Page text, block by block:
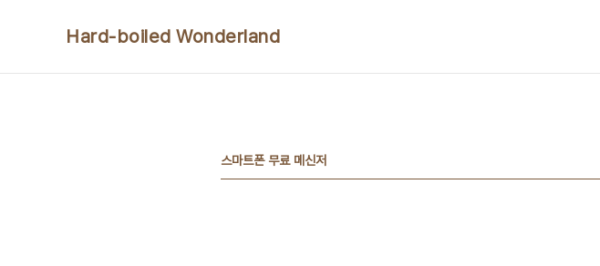
Hard-boiled Wonderland
스마트폰 무료 메신저